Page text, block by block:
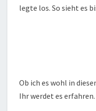
legte los. So sieht es
Ob ich es wohl in
Ihr werdet es erfahren.